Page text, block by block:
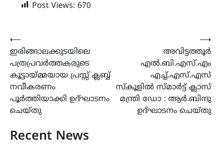
Post Views: 670
Post
navigation
⟵
ഇരിങ്ങാലക്കുടയിലെ
പത്രപ്രവർത്തകരുടെ
കൂട്ടായ്മ്മയായ പ്രസ്സ് ക്ലബ്ബ്
നവീകരണം
പൂർത്തിയാക്കി ഉദ്ഘാടനം
ചെയ്തു
അവിട്ടത്തൂർ
എൽ.ബി.എസ്.എം
എച്ച്.എസ്.എസ്
സ്കൂളിൽ സ്മാർട്ട് ക്ലാസ്
മന്ത്രി ഡോ : ആർ.ബിന്ദു
ഉദ്ഘാടനം ചെയ്തു
⟶
Recent News